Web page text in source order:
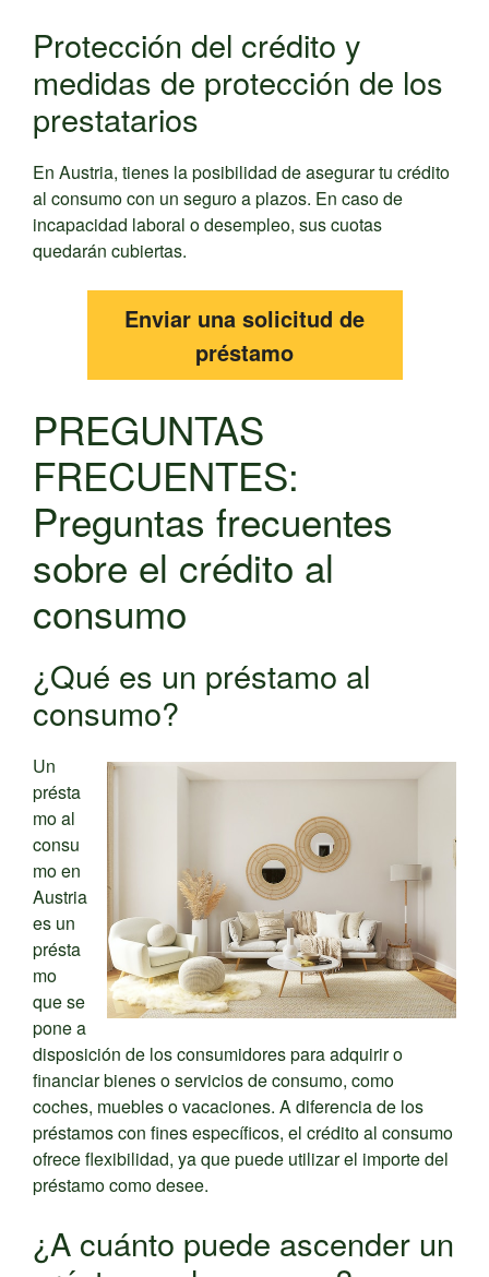
Protección del crédito y
medidas de protección de los
prestatarios
En Austria, tienes la posibilidad de asegurar tu crédito
al consumo con un seguro a plazos. En caso de
incapacidad laboral o desempleo, sus cuotas
quedarán cubiertas.
Enviar una solicitud de
préstamo
PREGUNTAS
FRECUENTES:
Preguntas frecuentes
sobre el crédito al
consumo
¿Qué es un préstamo al
consumo?
Un
présta
mo al
consu
mo en
Austria
es un
présta
mo
que se
pone a
disposición de los consumidores para adquirir o
financiar bienes o servicios de consumo, como
coches, muebles o vacaciones. A diferencia de los
préstamos con fines específicos, el crédito al consumo
ofrece flexibilidad, ya que puede utilizar el importe del
préstamo como desee.
¿A cuánto puede ascender un